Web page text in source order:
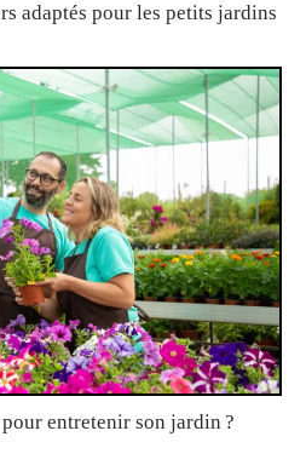
adaptés pour les petits jardins
entretenir son jardin ?